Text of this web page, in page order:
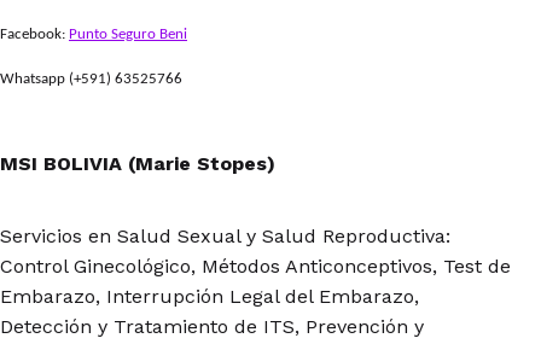
Facebook: Punto Seguro Beni
Whatsapp (+591) 63525766
MSI BOLIVIA (Marie Stopes)
Servicios en Salud Sexual y Salud Reproductiva:
Control Ginecológico, Métodos Anticonceptivos, Test de
Embarazo, Interrupción Legal del Embarazo,
Detección y Tratamiento de ITS, Prevención y